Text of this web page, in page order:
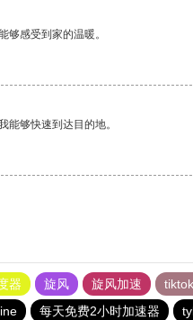
够感受到家的温暖。
能够快速到达目的地。
器 旋风 旋风加速
每天免费2小时加速器